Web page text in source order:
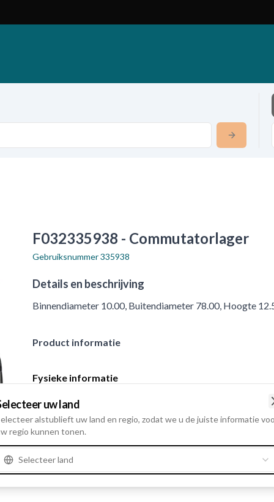
F032335938 - Commutatorlager
Gebruiksnummer335938
Details en beschrijving
Binnendiameter 10.00, Buitendiameter 78.00, Hoogte
Product informatie
Fysieke informatie
Buitendiameter
78.00
Hoogte
uw land
alstublieft uw land en regio, zodat we u de juiste informatie
regio kunnen tonen.
Selecteer land